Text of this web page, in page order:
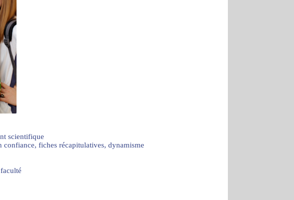
scientifique
confiance, fiches récapitulatives, dynamisme